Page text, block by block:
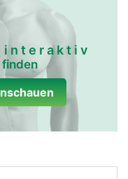
interaktiv